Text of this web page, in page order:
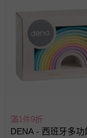
滿1件9折
DENA - 西班牙多